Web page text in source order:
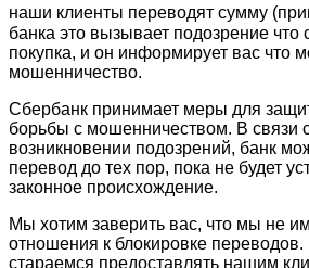
наши клиенты переводят сумму
банка это вызывает подозрение что
покупка, и он информирует вас что
мошенничество.
Сбербанк принимает меры для
борьбы с мошенничеством. В связи
возникновении подозрений, банк
перевод до тех пор, пока не будет
законное происхождение.
Мы хотим заверить вас, что мы не
отношения к блокировке
стараемся предоставлять нашим